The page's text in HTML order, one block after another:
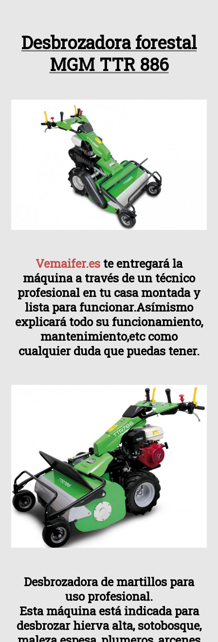
Desbrozadora forestal
MGM TTR 886
Vemaifer.es te entregará la
máquina a través de un técnico
profesional en tu casa montada y
lista para funcionar.Asímismo
explicará todo su funcionamiento,
mantenimiento,etc como
cualquier duda que puedas tener.
Desbrozadora de martillos para
uso profesional.
Esta máquina está indicada para
desbrozar hierva alta, sotobosque,